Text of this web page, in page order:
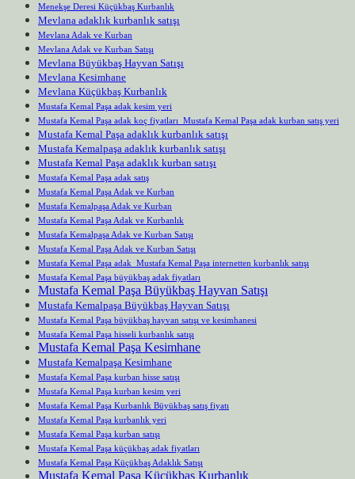
Menekşe Deresi Küçükbaş Kurbanlık
Mevlana adaklık kurbanlık satışı
Mevlana Adak ve Kurban
Mevlana Adak ve Kurban Satışı
Mevlana Büyükbaş Hayvan Satışı
Mevlana Kesimhane
Mevlana Küçükbaş Kurbanlık
Mustafa Kemal Paşa adak kesim yeri
Mustafa Kemal Paşa adak koç fiyatları Mustafa Kemal Paşa adak kurban satış yeri
Mustafa Kemal Paşa adaklık kurbanlık satışı
Mustafa Kemalpaşa adaklık kurbanlık satışı
Mustafa Kemal Paşa adaklık kurban satışı
Mustafa Kemal Paşa adak satış
Mustafa Kemal Paşa Adak ve Kurban
Mustafa Kemalpaşa Adak ve Kurban
Mustafa Kemal Paşa Adak ve Kurbanlık
Mustafa Kemalpaşa Adak ve Kurban Satışı
Mustafa Kemal Paşa Adak ve Kurban Satışı
Mustafa Kemal Paşa adak Mustafa Kemal Paşa internetten kurbanlık satışı
Mustafa Kemal Paşa büyükbaş adak fiyatları
Mustafa Kemal Paşa Büyükbaş Hayvan Satışı
Mustafa Kemalpaşa Büyükbaş Hayvan Satışı
Mustafa Kemal Paşa büyükbaş hayvan satışı ve kesimhanesi
Mustafa Kemal Paşa hisseli kurbanlık satışı
Mustafa Kemal Paşa Kesimhane
Mustafa Kemalpaşa Kesimhane
Mustafa Kemal Paşa kurban hisse satışı
Mustafa Kemal Paşa kurban kesim yeri
Mustafa Kemal Paşa Kurbanlık Büyükbaş satış fiyatı
Mustafa Kemal Paşa kurbanlık yeri
Mustafa Kemal Paşa kurban satışı
Mustafa Kemal Paşa küçükbaş adak fiyatları
Mustafa Kemal Paşa Küçükbaş Adaklık Satışı
Mustafa Kemal Paşa Küçükbaş Kurbanlık